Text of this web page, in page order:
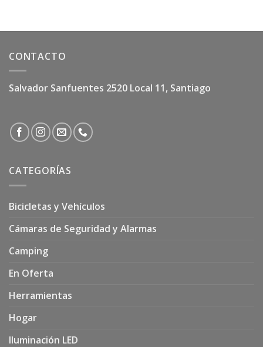
CONTACTO
Salvador Sanfuentes 2520 Local 11, Santiago
CATEGORÍAS
Bicicletas y Vehículos
Cámaras de Seguridad y Alarmas
Camping
En Oferta
Herramientas
Hogar
Iluminación LED